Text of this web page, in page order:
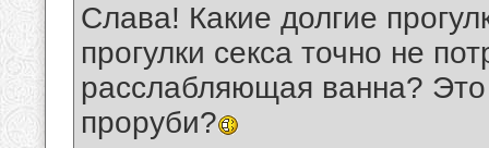
Слава! Какие долгие
прогулки секса точно не
расслабляющая ванна?
проруби?